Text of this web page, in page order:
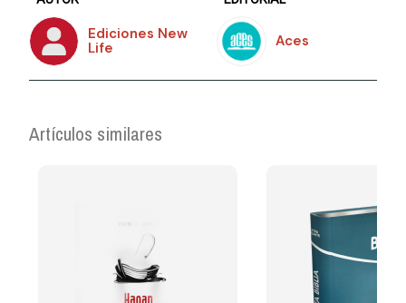
Ediciones New
Life
Aces
Artículos similares